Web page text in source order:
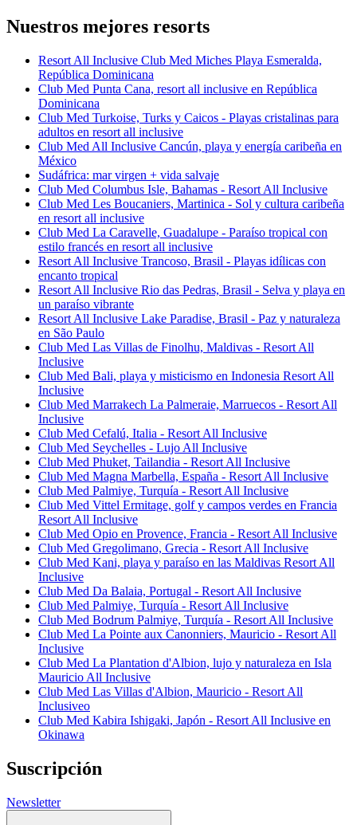
Nuestros mejores resorts
Resort All Inclusive Club Med Miches Playa Esmeralda,
República Dominicana
Club Med Punta Cana, resort all inclusive en República
Dominicana
Club Med Turkoise, Turks y Caicos - Playas cristalinas para
adultos en resort all inclusive
Club Med All Inclusive Cancún, playa y energía caribeña en
México
Sudáfrica: mar virgen + vida salvaje
Club Med Columbus Isle, Bahamas - Resort All Inclusive
Club Med Les Boucaniers, Martinica - Sol y cultura caribeña
en resort all inclusive
Club Med La Caravelle, Guadalupe - Paraíso tropical con
estilo francés en resort all inclusive
Resort All Inclusive Trancoso, Brasil - Playas idílicas con
encanto tropical
Resort All Inclusive Rio das Pedras, Brasil - Selva y playa en
un paraíso vibrante
Resort All Inclusive Lake Paradise, Brasil - Paz y naturaleza
en São Paulo
Club Med Las Villas de Finolhu, Maldivas - Resort All
Inclusive
Club Med Bali, playa y misticismo en Indonesia Resort All
Inclusive
Club Med Marrakech La Palmeraie, Marruecos - Resort All
Inclusive
Club Med Cefalú, Italia - Resort All Inclusive
Club Med Seychelles - Lujo All Inclusive
Club Med Phuket, Tailandia - Resort All Inclusive
Club Med Magna Marbella, España - Resort All Inclusive
Club Med Palmiye, Turquía - Resort All Inclusive
Club Med Vittel Ermitage, golf y campos verdes en Francia
Resort All Inclusive
Club Med Opio en Provence, Francia - Resort All Inclusive
Club Med Gregolimano, Grecia - Resort All Inclusive
Club Med Kani, playa y paraíso en las Maldivas Resort All
Inclusive
Club Med Da Balaia, Portugal - Resort All Inclusive
Club Med Palmiye, Turquía - Resort All Inclusive
Club Med Bodrum Palmiye, Turquía - Resort All Inclusive
Club Med La Pointe aux Canonniers, Mauricio - Resort All
Inclusive
Club Med La Plantation d'Albion, lujo y naturaleza en Isla
Mauricio All Inclusive
Club Med Las Villas d'Albion, Mauricio - Resort All
Inclusiveo
Club Med Kabira Ishigaki, Japón - Resort All Inclusive en
Okinawa
Suscripción
Newsletter